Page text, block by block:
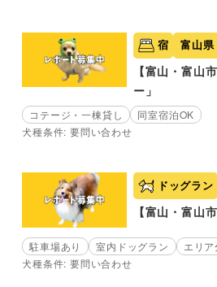
宿 富山県
【富山・富山
ー」
コテージ・一棟貸し
同室宿泊OK
犬種条件: 要問い合わせ
ドッグラン
【富山・富山
駐車場あり 室内ドッグラン エリ
犬種条件: 要問い合わせ